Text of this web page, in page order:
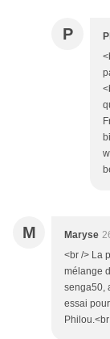
P
M Maryse
<br /> La
mélange
senga50,
essai